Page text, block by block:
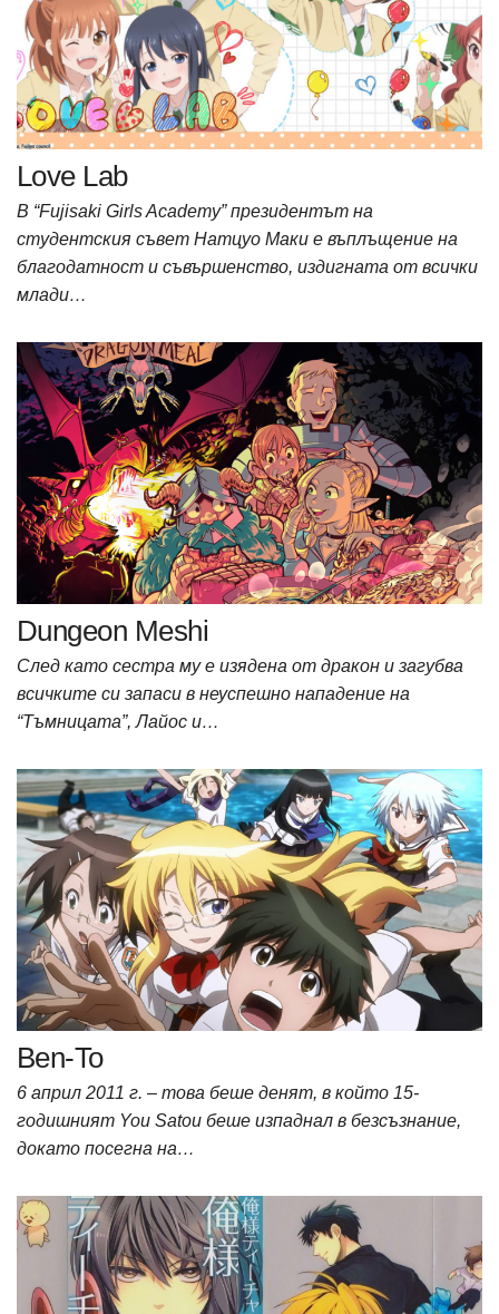
Love Lab
В “Fujisaki Girls Academy” президентът на
студентския съвет Натцуо Маки е въплъщение на
благодатност и съвършенство, издигната от всички
млади…
Dungeon Meshi
След като сестра му е изядена от дракон и загубва
всичките си запаси в неуспешно нападение на
“Тъмницата”, Лайос и…
Ben-To
6 април 2011 г. – това беше денят, в който 15-
годишният You Satou беше изпаднал в безсъзнание,
докато посегна на…